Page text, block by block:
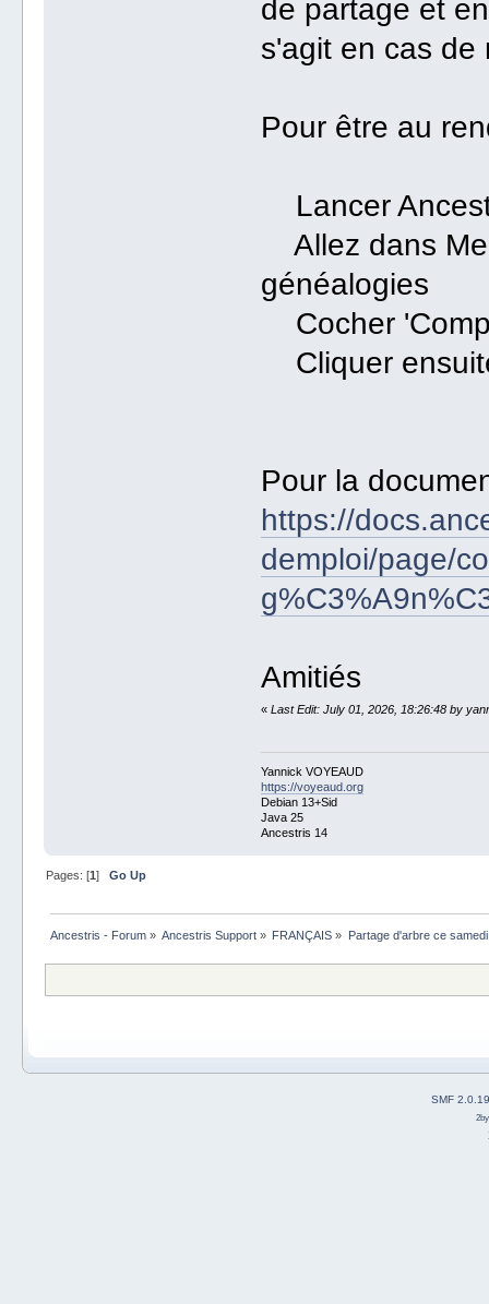
de partage et
s'agit en cas de
Pour être au
Lancer
Allez dans
généalogies
Cocher
Cliquer
Pour la
https://
demploi/page/
Amitiés
«Last Edit: July 01, 2026, 18:26:48 by
Yannick VOYEAUD
https://voyeaud.org
Debian 13+Sid
Java 25
Ancestris 14
Pages: [1 ] Go Up
Ancestris - Forum» Ancestris Support » FRANÇAIS » Partage d'arbre ce
SMF 2.0.19